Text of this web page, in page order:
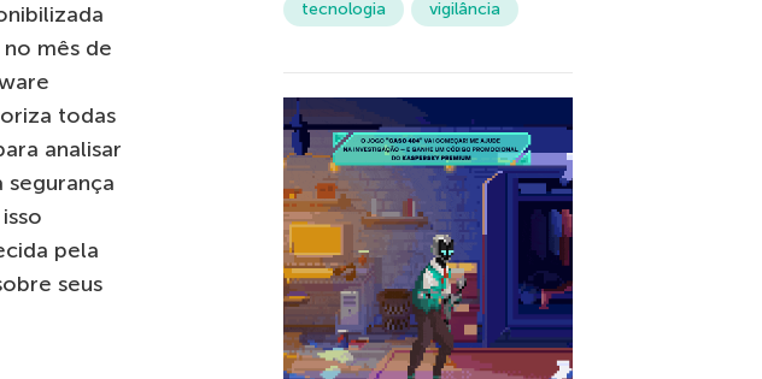
mês de
todas
analisar
pela
seus
tecnologia
vigilância